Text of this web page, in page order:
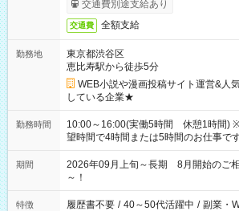
交通費別途支給あり
交通費 全額支給
勤務地
東京都渋谷区
恵比寿駅から徒歩5分
WEB小説や漫画投稿サイト運営&人
している企業★
勤務時間
10:00～16:00(実働5時間 休憩1時間)
望時間で4時間または5時間のお仕事で
期間
2026年09月上旬～長期 8月開始のご
～！
特徴 履歴書不要 / 40～50代活躍中 / 副業・